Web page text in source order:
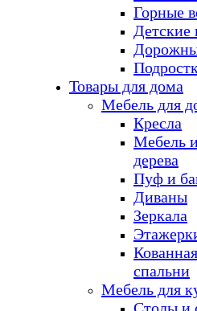
Горные
Детские
Товары для дома
Мебель для
Кресла
Мебель
дерева
Пуф и
Диваны
Зеркала
спальни
Мебель для